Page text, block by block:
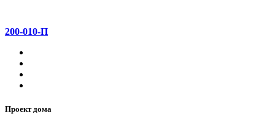
200-010-П
Проект дома